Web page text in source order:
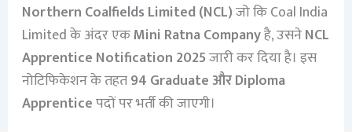
Northern Coalfields Limited (NCL)जो कि Coal India
Limited के अंदर एकMini Ratna Companyहै, उसनेNCL
Apprentice Notification 2025जारी कर दिया है। इस
नोटिफिकेशन के तहत94 Graduate और Diploma
Apprenticeपदों पर भर्ती की जाएगी।